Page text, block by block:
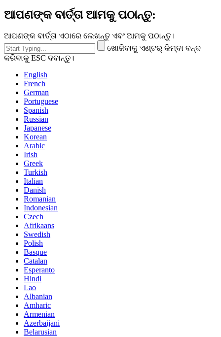
ଆପଣଙ୍କ ବାର୍ତ୍ତା ଆମକୁ ପଠାନ୍ତୁ:
ଆପଣଙ୍କ ବାର୍ତ୍ତା ଏଠାରେ ଲେଖନ୍ତୁ ଏବଂ ଆମକୁ ପଠାନ୍ତୁ।
ଖୋଜିବାକୁ ଏଣ୍ଟର୍ କିମ୍ବା ବନ୍ଦ
କରିବାକୁ ESC ଦବାନ୍ତୁ।
English
French
German
Portuguese
Spanish
Russian
Japanese
Korean
Arabic
Irish
Greek
Turkish
Italian
Danish
Romanian
Indonesian
Czech
Afrikaans
Swedish
Polish
Basque
Catalan
Esperanto
Hindi
Lao
Albanian
Amharic
Armenian
Azerbaijani
Belarusian